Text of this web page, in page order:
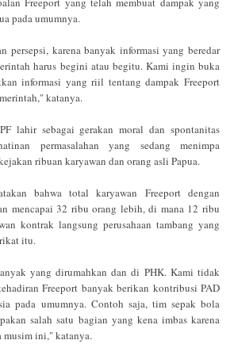
pada umumnya.
persepsi, karena banyak informasi yang beredar
harus begini atau begitu. Kami ingin buka
informasi yang riil tentang dampak Freeport
katanya.
lahir sebagai gerakan moral dan spontanitas
permasalahan yang sedang menimpa
ribuan karyawan dan orang asli Papua.
bahwa total karyawan Freeport dengan
mencapai 32 ribu orang lebih, di mana 12 ribu
kontrak langsung perusahaan tambang yang
itu.
yang dirumahkan dan di PHK. Kami tidak
Freeport banyak berikan kontribusi PAD
pada umumnya. Contoh saja, tim sepak bola
salah satu bagian yang kena imbas karena
ini," katanya.